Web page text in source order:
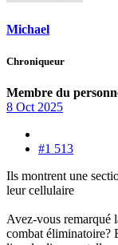
Michael
Chroniqueur
Membre du
8 Oct 2025
#1 513
Ils montrent une
leur cellulaire
Avez-vous remarqué
combat éliminatoire?